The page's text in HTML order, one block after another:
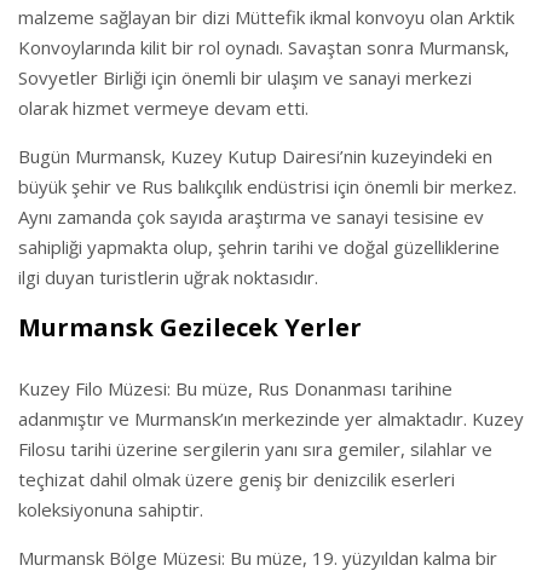
malzeme sağlayan bir dizi Müttefik ikmal konvoyu olan Arktik
Konvoylarında kilit bir rol oynadı. Savaştan sonra Murmansk,
Sovyetler Birliği için önemli bir ulaşım ve sanayi merkezi
olarak hizmet vermeye devam etti.
Bugün Murmansk, Kuzey Kutup Dairesi’nin kuzeyindeki en
büyük şehir ve Rus balıkçılık endüstrisi için önemli bir merkez.
Aynı zamanda çok sayıda araştırma ve sanayi tesisine ev
sahipliği yapmakta olup, şehrin tarihi ve doğal güzelliklerine
ilgi duyan turistlerin uğrak noktasıdır.
Murmansk Gezilecek Yerler
Kuzey Filo Müzesi: Bu müze, Rus Donanması tarihine
adanmıştır ve Murmansk’ın merkezinde yer almaktadır. Kuzey
Filosu tarihi üzerine sergilerin yanı sıra gemiler, silahlar ve
teçhizat dahil olmak üzere geniş bir denizcilik eserleri
koleksiyonuna sahiptir.
Murmansk Bölge Müzesi: Bu müze, 19. yüzyıldan kalma bir